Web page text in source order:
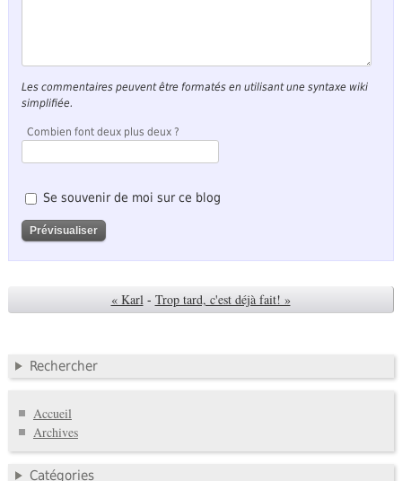
Les commentaires peuvent être formatés en utilisant une syntaxe wiki
simplifiée.
Combien font deux plus deux ?
Se souvenir de moi sur ce blog
« Karl - Trop tard, c'est déjà fait! »
Rechercher
Accueil
Archives
Catégories